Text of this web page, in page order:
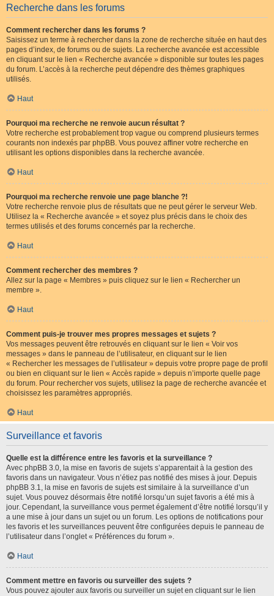
Recherche dans les forums
Comment rechercher dans les forums ?
Saisissez un terme à rechercher dans la zone de recherche située en haut des
pages d’index, de forums ou de sujets. La recherche avancée est accessible
en cliquant sur le lien « Recherche avancée » disponible sur toutes les pages
du forum. L’accès à la recherche peut dépendre des thèmes graphiques
utilisés.
Haut
Pourquoi ma recherche ne renvoie aucun résultat ?
Votre recherche est probablement trop vague ou comprend plusieurs termes
courants non indexés par phpBB. Vous pouvez affiner votre recherche en
utilisant les options disponibles dans la recherche avancée.
Haut
Pourquoi ma recherche renvoie une page blanche ?!
Votre recherche renvoie plus de résultats que ne peut gérer le serveur Web.
Utilisez la « Recherche avancée » et soyez plus précis dans le choix des
termes utilisés et des forums concernés par la recherche.
Haut
Comment rechercher des membres ?
Allez sur la page « Membres » puis cliquez sur le lien « Rechercher un
membre ».
Haut
Comment puis-je trouver mes propres messages et sujets ?
Vos messages peuvent être retrouvés en cliquant sur le lien « Voir vos
messages » dans le panneau de l’utilisateur, en cliquant sur le lien
« Rechercher les messages de l’utilisateur » depuis votre propre page de profil
ou bien en cliquant sur le lien « Accès rapide » depuis n’importe quelle page
du forum. Pour rechercher vos sujets, utilisez la page de recherche avancée et
choisissez les paramètres appropriés.
Haut
Surveillance et favoris
Quelle est la différence entre les favoris et la surveillance ?
Avec phpBB 3.0, la mise en favoris de sujets s’apparentait à la gestion des
favoris dans un navigateur. Vous n’étiez pas notifié des mises à jour. Depuis
phpBB 3.1, la mise en favoris de sujets est similaire à la surveillance d’un
sujet. Vous pouvez désormais être notifié lorsqu’un sujet favoris a été mis à
jour. Cependant, la surveillance vous permet également d’être notifié lorsqu’il y
a une mise à jour dans un sujet ou un forum. Les options de notifications pour
les favoris et les surveillances peuvent être configurées depuis le panneau de
l’utilisateur dans l’onglet « Préférences du forum ».
Haut
Comment mettre en favoris ou surveiller des sujets ?
Vous pouvez ajouter aux favoris ou surveiller un sujet en cliquant sur le lien